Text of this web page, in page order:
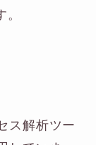
ス解析ツー